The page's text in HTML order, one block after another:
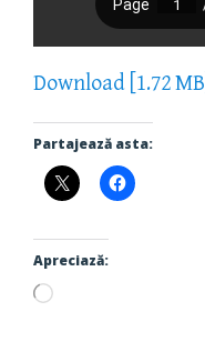
Download [1.72 MB]
Partajează asta:
Apreciază:
Încarc...